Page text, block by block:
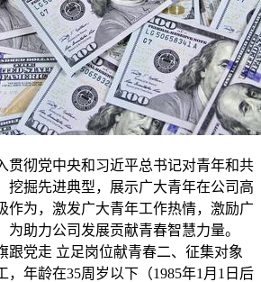
贯彻党中央和习近平总书记对青年和共
挖掘先进典型，展示广大青年在公司高
作为，激发广大青年工作热情，激励广
为助力公司发展贡献青春智慧力量。
跟党走 立足岗位献青春二、征集对象
，年龄在35周岁以下（1985年1月1日后